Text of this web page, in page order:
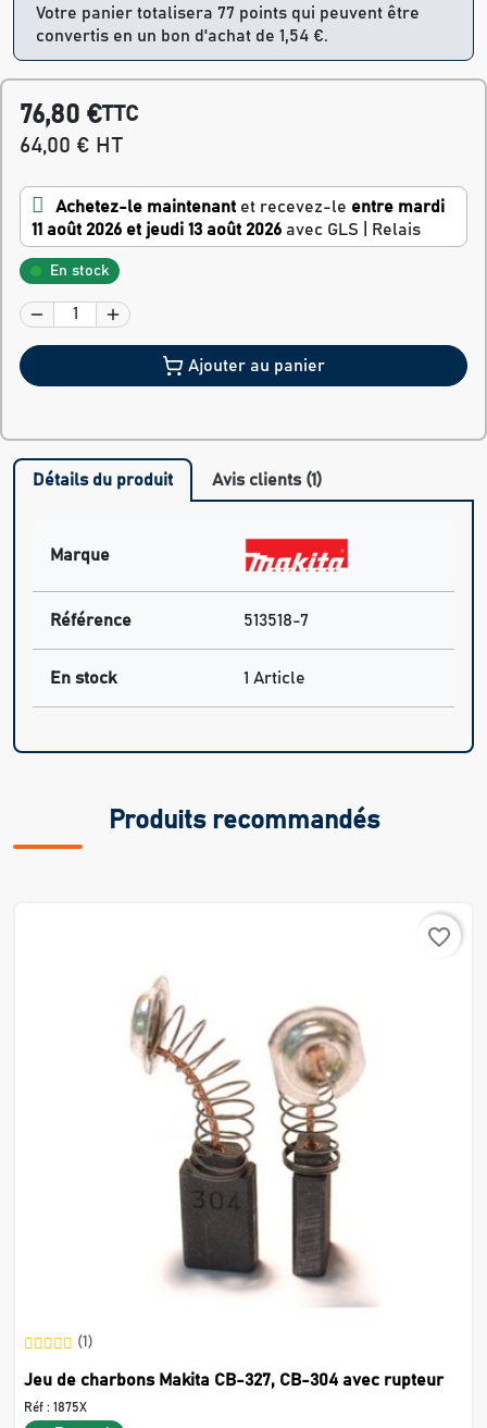
Votre panier totalisera 77 points qui peuvent être
convertis en un bon d'achat de 1,54 €.
76,80 €TTC
64,00 € HT
Achetez-le maintenant et recevez-le entre mardi
11 août 2026 et jeudi 13 août 2026 avec GLS | Relais
En stock
Ajouter au panier
Détails du produit Avis clients (1)
Marque
Référence 513518-7
En stock 1 Article
Produits recommandés
favorite_border
(1)
Jeu de charbons Makita CB-327, CB-304 avec rupteur
Réf : 1875X